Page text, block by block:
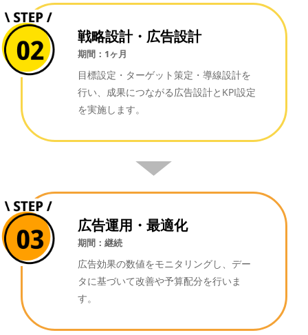
戦略設計・広告設計
期間：1ヶ月
目標設定・ターゲット策定・導線設計を
行い、成果につながる広告設計とKPI設定
を実施します。
▼
広告運用・最適化
期間：継続
広告効果の数値をモニタリングし、デー
タに基づいて改善や予算配分を行いま
す。